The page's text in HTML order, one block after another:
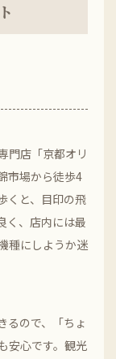
門店「京都オリ
市場から徒歩4
くと、目印の飛
く、店内には最
種にしようか迷
るので、「ちょ
安心です。観光